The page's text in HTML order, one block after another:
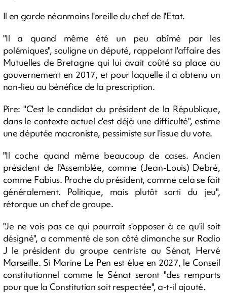
Il en garde néanmoins l'oreille du chef de l'Etat.
"Il a quand même été un peu abîmé par les
polémiques", souligne un député, rappelant l'affaire des
Mutuelles de Bretagne qui lui avait coûté sa place au
gouvernement en 2017, et pour laquelle il a obtenu un
non-lieu au bénéfice de la prescription.
Pire: "C'est le candidat du président de la République,
dans le contexte actuel c'est déjà une difficulté", estime
une députée macroniste, pessimiste sur l'issue du vote.
"Il coche quand même beaucoup de cases. Ancien
président de l'Assemblée, comme (Jean-Louis) Debré,
comme Fabius. Proche du président, comme cela se fait
généralement. Politique, mais plutôt sorti du jeu",
rétorque un chef de groupe.
"Je ne vois pas ce qui pourrait s'opposer à ce qu'il soit
désigné", a commenté de son côté dimanche sur Radio
J le président du groupe centriste au Sénat, Hervé
Marseille. Si Marine Le Pen est élue en 2027, le Conseil
constitutionnel comme le Sénat seront "des remparts
pour que la Constitution soit respectée", a-t-il ajouté.